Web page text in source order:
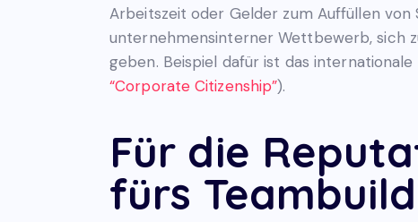
Arbeitszeit oder Gelder zum Auffüllen
unternehmensinterner Wettbewerb, sich
geben. Beispiel dafür ist das
“Corporate Citizenship”).
Für die
fürs